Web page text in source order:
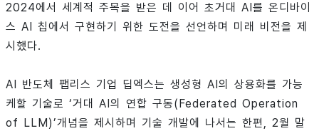
2024에서 세계적 주목을 받은 데 이어 초거대 AI를 온디바이
스 AI 칩에서 구현하기 위한 도전을 선언하며 미래 비전을 제
시했다.
AI 반도체 팹리스 기업 딥엑스는 생성형 AI의 상용화를 가능
케할 기술로 ‘거대 AI의 연합 구동(Federated Operation
of LLM)’개념을 제시하며 기술 개발에 나서는 한편, 2월 말